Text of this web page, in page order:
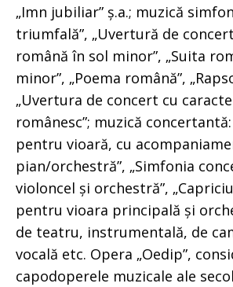
„Imn jubiliar” ș.a.; muzică
triumfală”, „Uvertură de
română în sol minor”, „Suita
minor”, „Poema română”,
„Uvertura de concert cu
românesc”; muzică concertantă:
pentru vioară, cu
pian/orchestră”, „Simfonia
violoncel și orchestră”,
pentru vioara principală și
de teatru, instrumentală, de
vocală etc. Opera „Oedip”,
capodoperele muzicale ale